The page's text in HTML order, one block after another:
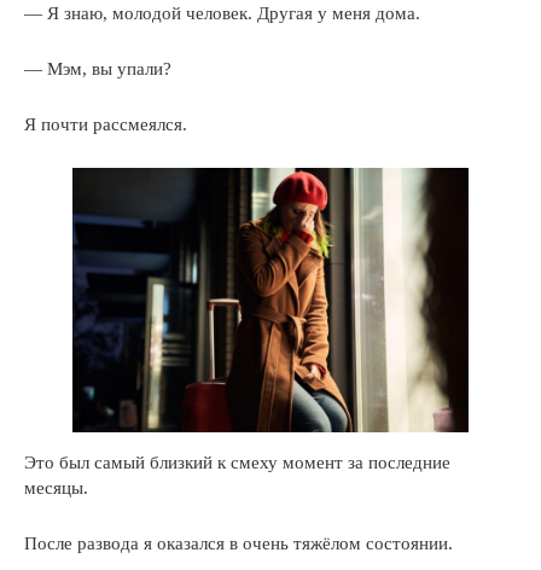
— Я знаю, молодой человек. Другая у меня дома.
— Мэм, вы упали?
Я почти рассмеялся.
Это был самый близкий к смеху момент за последние
месяцы.
После развода я оказался в очень тяжёлом состоянии.